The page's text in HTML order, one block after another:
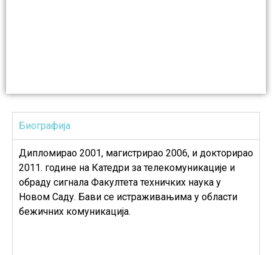
Биографија
Дипломирао 2001, магистрирао 2006, и докторирао
2011. године на Катедри за телекомуникације и
обраду сигнала Факултета техничких наука у
Новом Саду. Бави се истраживањима у области
бежичних комуникација.